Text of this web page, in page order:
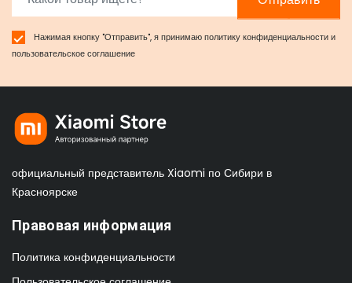
Нажимая кнопку "Отправить", я принимаюполитику конфиденциальностии
пользовательское соглашение
официальный представитель Xiaomi по Сибири в
Красноярске
Правовая информация
Политика конфиденциальности